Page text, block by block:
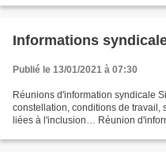
Informations
Publié le 13/01/2021 à 07:30
Réunions d'information syndicale
constellation, conditions de travail,
liées à l'inclusion… Réunion